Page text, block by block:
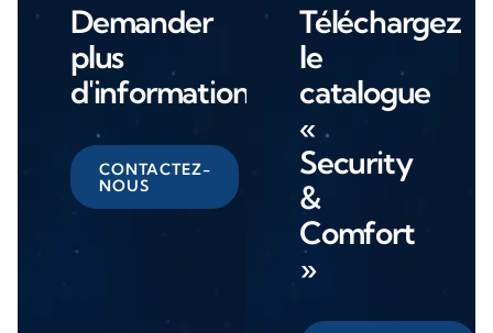
Demander
plus
d'informations
CONTACTEZ-
NOUS
Téléchargez
le
catalogue
«
Security
&
Comfort
»